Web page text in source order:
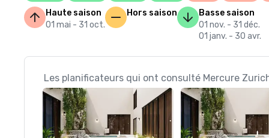
Haute saison
01 mai - 31 oct.
Hors saison
Basse saison
01 nov. - 31 déc.
01 janv. - 30 avr.
Les planificateurs qui ont consulté Mercure